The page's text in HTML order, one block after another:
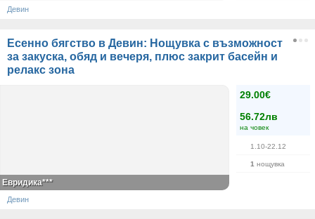
Девин
Есенно бягство в Девин: Нощувка с възможност
за закуска, обяд и вечеря, плюс закрит басейн и
релакс зона
29.00€
56.72лв
на човек
1.10-22.12
1 нощувка
Евридика***
Девин